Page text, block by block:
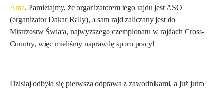
Ama. Pamietajmy, że organizatorem tego rajdu jest ASO
(organizator Dakar Rally), a sam rajd zaliczany jest do
Mistrzostw Świata, najwyższego czempionatu w rajdach Cross-
Country, więc mieliśmy naprawdę sporo pracy!
Dzisiaj odbyła się pierwsza odprawa z zawodnikami, a już jutro